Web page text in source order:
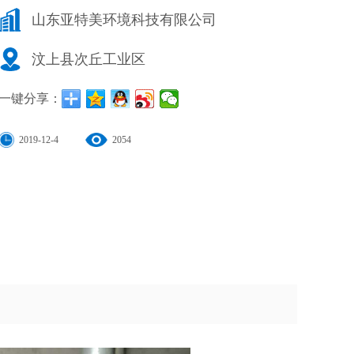
山东亚特美环境科技有限公司
汶上县次丘工业区
键分享：
2019-12-4 2054